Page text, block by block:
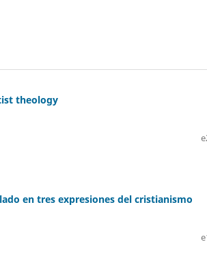
theology
en tres expresiones del cristianismo